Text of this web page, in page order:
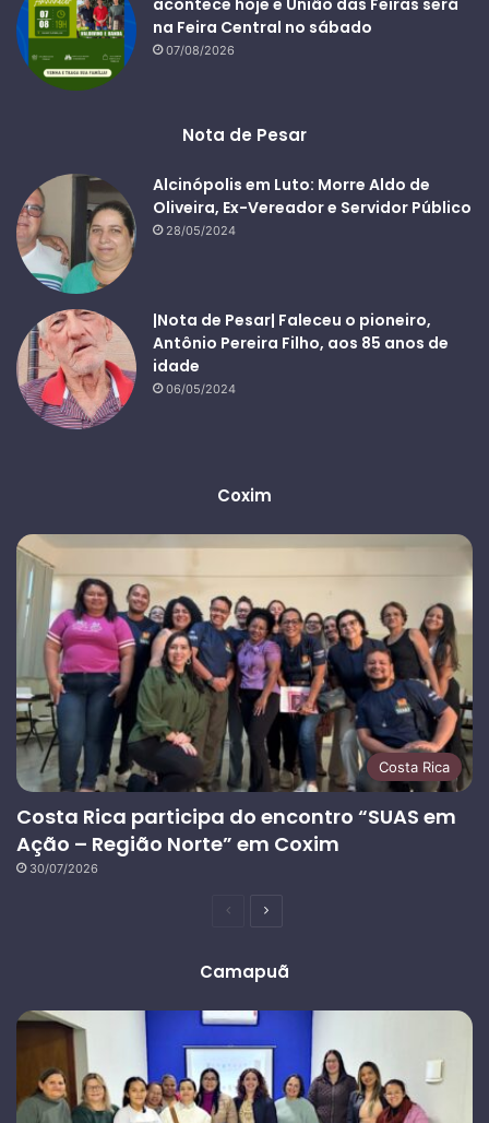
na Feira Central no sábado
07/08/2026
Nota de Pesar
Alcinópolis em Luto: Morre Aldo de
Oliveira, Ex-Vereador e Servidor Público
28/05/2024
|Nota de Pesar| Faleceu o pioneiro,
Antônio Pereira Filho, aos 85 anos de
idade
06/05/2024
Coxim
Costa Rica
Costa Rica participa do encontro “SUAS em
Ação – Região Norte” em Coxim
30/07/2026
PáginaPróxima
Camapuã